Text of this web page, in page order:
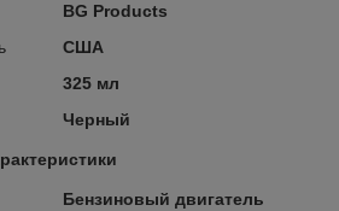
BG Products
США
325 мл
Черный
Бензиновый двигатель